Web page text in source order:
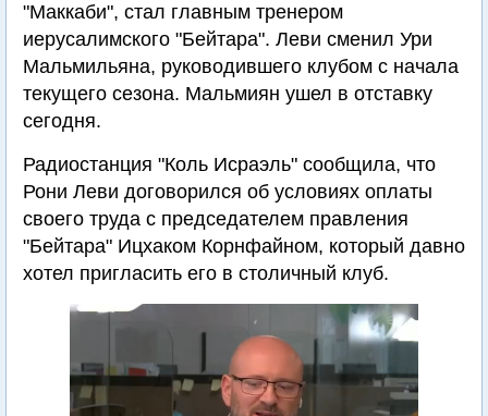
"Маккаби", стал главным тренером
иерусалимского "Бейтара". Леви сменил Ури
Мальмильяна, руководившего клубом с начала
текущего сезона. Мальмиян ушел в отставку
сегодня.
Радиостанция "Коль Исраэль" сообщила, что
Рони Леви договорился об условиях оплаты
своего труда с председателем правления
"Бейтара" Ицхаком Корнфайном, который давно
хотел пригласить его в столичный клуб.